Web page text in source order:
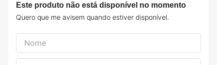
Este produto não está disponível no momento